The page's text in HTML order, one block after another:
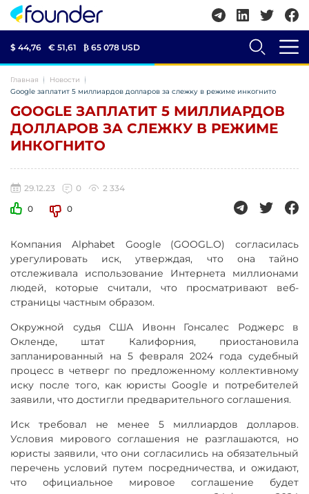
$ 44,76 € 51,61 ₿ 65 078 USD
Главная
Новости
Google заплатит 5 миллиардов долларов за слежку в режиме инкогнито
GOOGLE ЗАПЛАТИТ 5 МИЛЛИАРДОВ
ДОЛЛАРОВ ЗА СЛЕЖКУ В РЕЖИМЕ
ИНКОГНИТО
29.12.23 0
2 334
0
0
Компания Alphabet Google (GOOGL.O) согласилась
урегулировать иск, утверждая, что она тайно
отслеживала использование Интернета миллионами
людей, которые считали, что просматривают веб-
страницы частным образом.
Окружной судья США Ивонн Гонсалес Роджерс в
Окленде, штат Калифорния, приостановила
запланированный на 5 февраля 2024 года судебный
процесс в четверг по предложенному коллективному
иску после того, как юристы Google и потребителей
заявили, что достигли предварительного соглашения.
Иск требовал не менее 5 миллиардов долларов.
Условия мирового соглашения не разглашаются, но
юристы заявили, что они согласились на обязательный
перечень условий путем посредничества, и ожидают,
что официальное мировое соглашение будет